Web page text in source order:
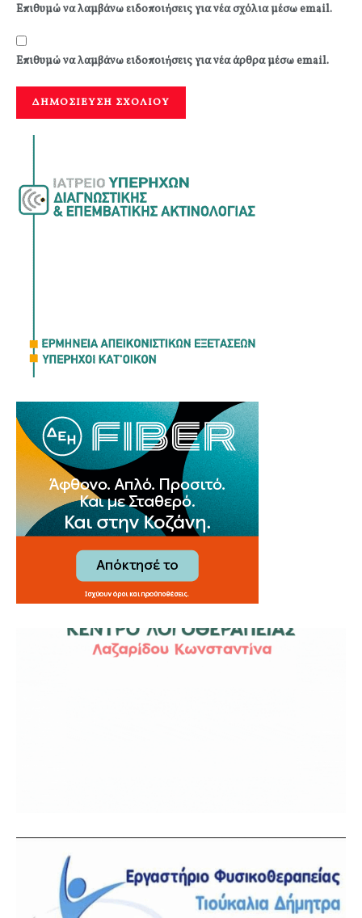
Επιθυμώ να λαμβάνω ειδοποιήσεις για νέα σχόλια μέσω email.
Επιθυμώ να λαμβάνω ειδοποιήσεις για νέα άρθρα μέσω email.